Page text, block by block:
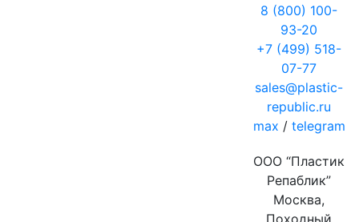
8 (800) 100-
93-20
+7 (499) 518-
07-77
sales@plastic-
republic.ru
max / telegram
ООО “Пластик
Репаблик”
Москва,
Походный